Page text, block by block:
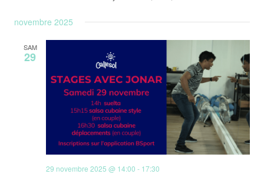
novembre 2025
SAM
29
29 novembre 2025 @ 14:00 - 17:30